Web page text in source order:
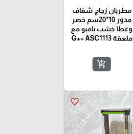
مطربان زجاج شفاف
مدور 10*20سم خصر
وغطا خشب بامبو مع
ملعقة G++ ASC1113
add_shopping_cart
favorite_border